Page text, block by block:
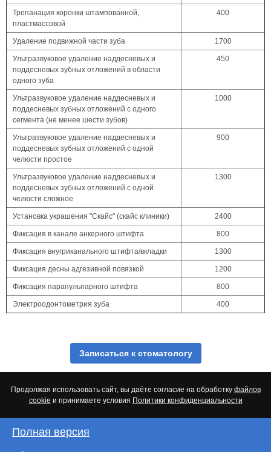
Трепанация коронки штампованной,
пластмассовой
400
Удаление подвижной части зуба 1700
Ультразвуковое удаление наддесневых и
поддесневых зубных отложений в области
одного зуба
450
Ультразвуковое удаление наддесневых и
поддесневых зубных отложений с одного
сегмента (не менее шести зубов)
1000
Ультразвуковое удаление наддесневых и
поддесневых зубных отложений с одной
челюсти простое
900
Ультразвуковое удаление наддесневых и
поддесневых зубных отложений с одной
челюсти сложное
1300
Установка украшения "Скайс" (скайс клиники) 2400
Фиксация в канале анкерного штифта 800
Фиксация внугриканального штифта/вкладки 1300
Фиксация десны адгезивной повязкой 1200
Фиксация парапульпарного штифта 800
Электроодонтометрия зуба 400
Записаться к стоматологу
Продолжая использовать сайт, вы даёте согласие на обработку файлов
cookie и принимаете условия Политики конфиденциальности
Полная версия